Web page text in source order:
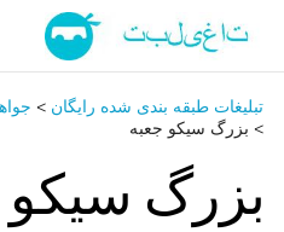
تبلیغات طبقه بندی شده رایگان >
> بزرگ سیکو جعبه
بزرگ سیکو